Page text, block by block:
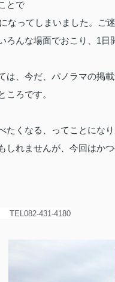
とで
なってしまいました。ご
ろんな場面でおこり、1
は、今だ、パノラマの掲
ころです。
くなる、ってことになり
しれませんが、今回はか
TEL082-431-4180